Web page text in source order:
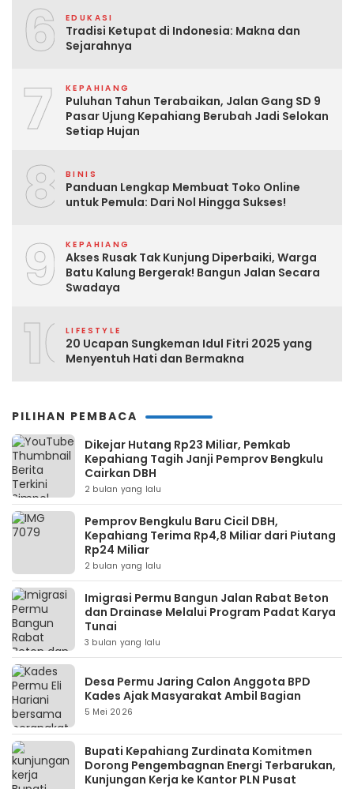
6 EDUKASI
Tradisi Ketupat di Indonesia: Makna dan
Sejarahnya
7 KEPAHIANG
Puluhan Tahun Terabaikan, Jalan Gang SD 9
Pasar Ujung Kepahiang Berubah Jadi Selokan
Setiap Hujan
8 BINIS
Panduan Lengkap Membuat Toko Online
untuk Pemula: Dari Nol Hingga Sukses!
9 KEPAHIANG
Akses Rusak Tak Kunjung Diperbaiki, Warga
Batu Kalung Bergerak! Bangun Jalan Secara
Swadaya
10LIFESTYLE
20 Ucapan Sungkeman Idul Fitri 2025 yang
Menyentuh Hati dan Bermakna
PILIHAN PEMBACA
Dikejar Hutang Rp23 Miliar, Pemkab
Kepahiang Tagih Janji Pemprov Bengkulu
Cairkan DBH
2 bulan yang lalu
Pemprov Bengkulu Baru Cicil DBH,
Kepahiang Terima Rp4,8 Miliar dari Piutang
Rp24 Miliar
2 bulan yang lalu
Imigrasi Permu Bangun Jalan Rabat Beton
dan Drainase Melalui Program Padat Karya
Tunai
3 bulan yang lalu
Desa Permu Jaring Calon Anggota BPD
Kades Ajak Masyarakat Ambil Bagian
5 Mei 2026
Bupati Kepahiang Zurdinata Komitmen
Dorong Pengembagnan Energi Terbarukan,
Kunjungan Kerja ke Kantor PLN Pusat